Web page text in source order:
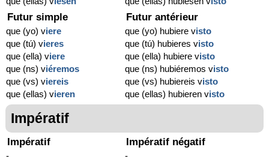
Futur simple
que (yo) viere
que (tú) vieres
que (ella) viere
que (ns) viéremos
que (vs) viereis
que (ellas) vieren
Futur antérieur
que (yo) hubiere visto
que (tú) hubieres visto
que (ella) hubiere visto
que (ns) hubiéremos visto
que (vs) hubiereis visto
que (ellas) hubieren visto
Impératif
Impératif
-
Impératif négatif
-